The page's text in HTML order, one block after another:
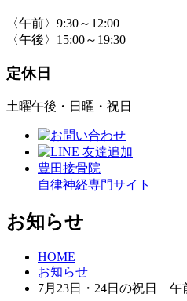
〈午前〉9:30～12:00
〈午後〉15:00～19:30
定休日
土曜午後・日曜・祝日
豊田接骨院
自律神経専門サイト
お知らせ
HOME
お知らせ
7月23日・24日の祝日 午